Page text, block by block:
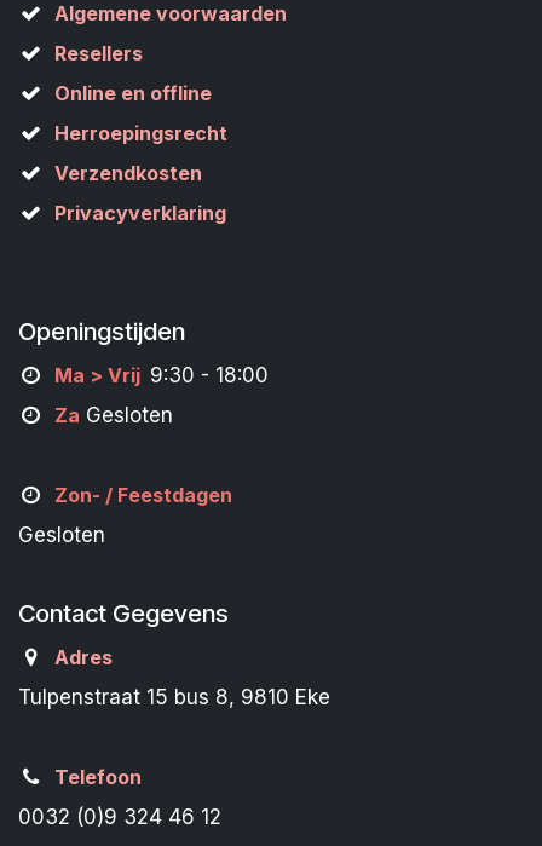
Algemene voorwaarden
Resellers
Online en offline
Herroepingsrecht
Verzendkosten
Privacyverklaring
Openingstijden
Ma > Vrij 9:30 - 18:00
Za Gesloten
Zon- / Feestdagen
Gesloten
Contact Gegevens
Adres
Tulpenstraat 15 bus 8, 9810 Eke
Telefoon
0032 (0)9 324 46 12